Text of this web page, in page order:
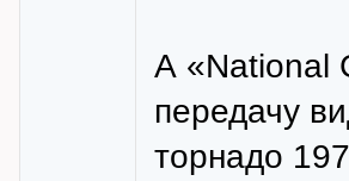
А «National
передачу
торнадо